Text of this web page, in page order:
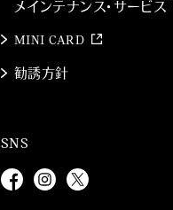
メインテナンス・サービス
MINI CARD
勧誘方針
SNS